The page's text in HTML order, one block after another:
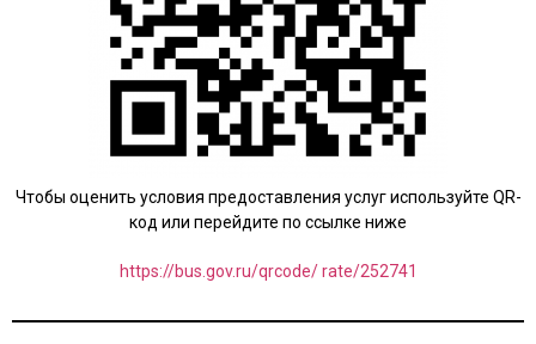
Чтобы оценить условия предоставления услуг используйте QR-
код или перейдите по ссылке ниже
https://bus.gov.ru/qrcode/ rate/252741